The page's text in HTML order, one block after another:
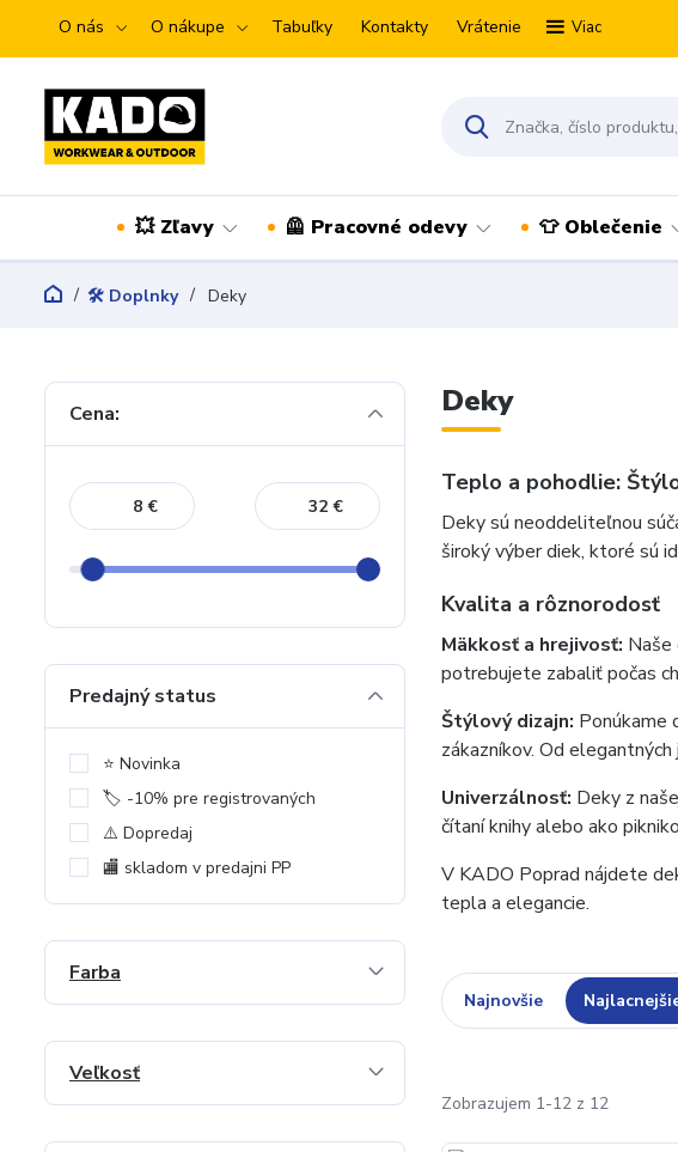
O nás O nákupe Tabuľky Kontakty Vrátenie Viac
💥 Zľavy 🦺 Pracovné odevy 👕 Oblečenie
🛠️ Doplnky Deky
Deky
Teplo a pohodlie:
Deky sú neoddeliteľnou
široký výber diek, ktoré sú
Kvalita a rôznorodosť
Mäkkosť a hrejivosť: Naše
potrebujete zabaliť počas
Štýlový dizajn: Ponúkame
zákazníkov. Od
Univerzálnosť: Deky z
čítaní knihy alebo ako
V KADO Poprad nájdete
tepla a elegancie.
Najnovšie
Zobrazujem 1-12 z 12
Cena:
€ €
Predajný status
⭐️ Novinka
🏷️ -10% pre registrovaných
⚠️ Dopredaj
🏬 skladom v predajni PP
Farba
Veľkosť